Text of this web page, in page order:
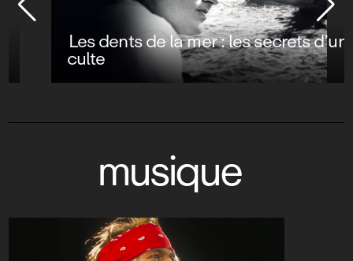
Les dents de la mer : les secrets d’un film
musique